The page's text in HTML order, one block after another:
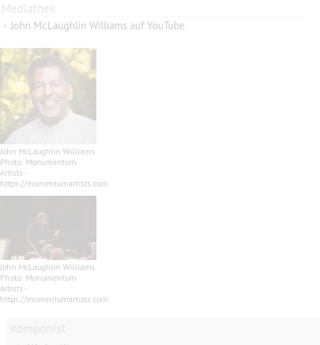
Mediathek
• John McLaughlin Williams auf YouTube
John McLaughlin Williams
Photo: Monumentum
Artists -
https://momentumartists.com
John McLaughlin Williams
Photo: Monumentum
Artists -
https://momentumartists.com